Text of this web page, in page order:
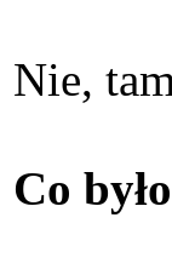
Nie,
Co